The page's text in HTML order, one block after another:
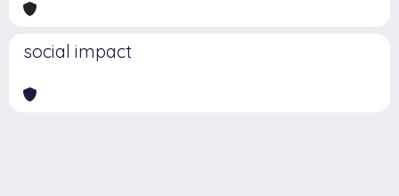
social impact